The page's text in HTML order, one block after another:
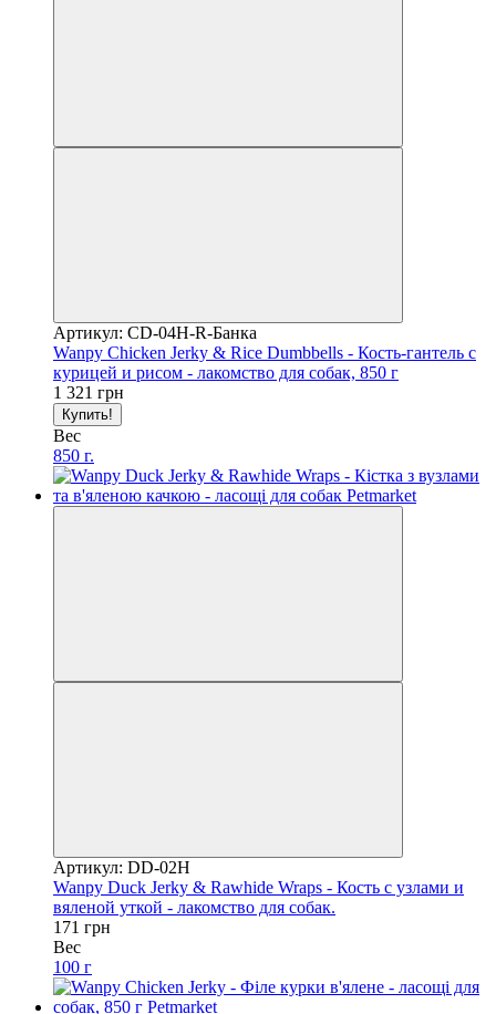
Артикул: CD-04H-R-Банка
Wanpy Chicken Jerky & Rice Dumbbells - Кость-гантель с
курицей и рисом - лакомство для собак, 850 г
1 321 грн
Купить!
Вес
850 г.
Артикул: DD-02H
Wanpy Duck Jerky & Rawhide Wraps - Кость с узлами и
вяленой уткой - лакомство для собак.
171 грн
Вес
100 г